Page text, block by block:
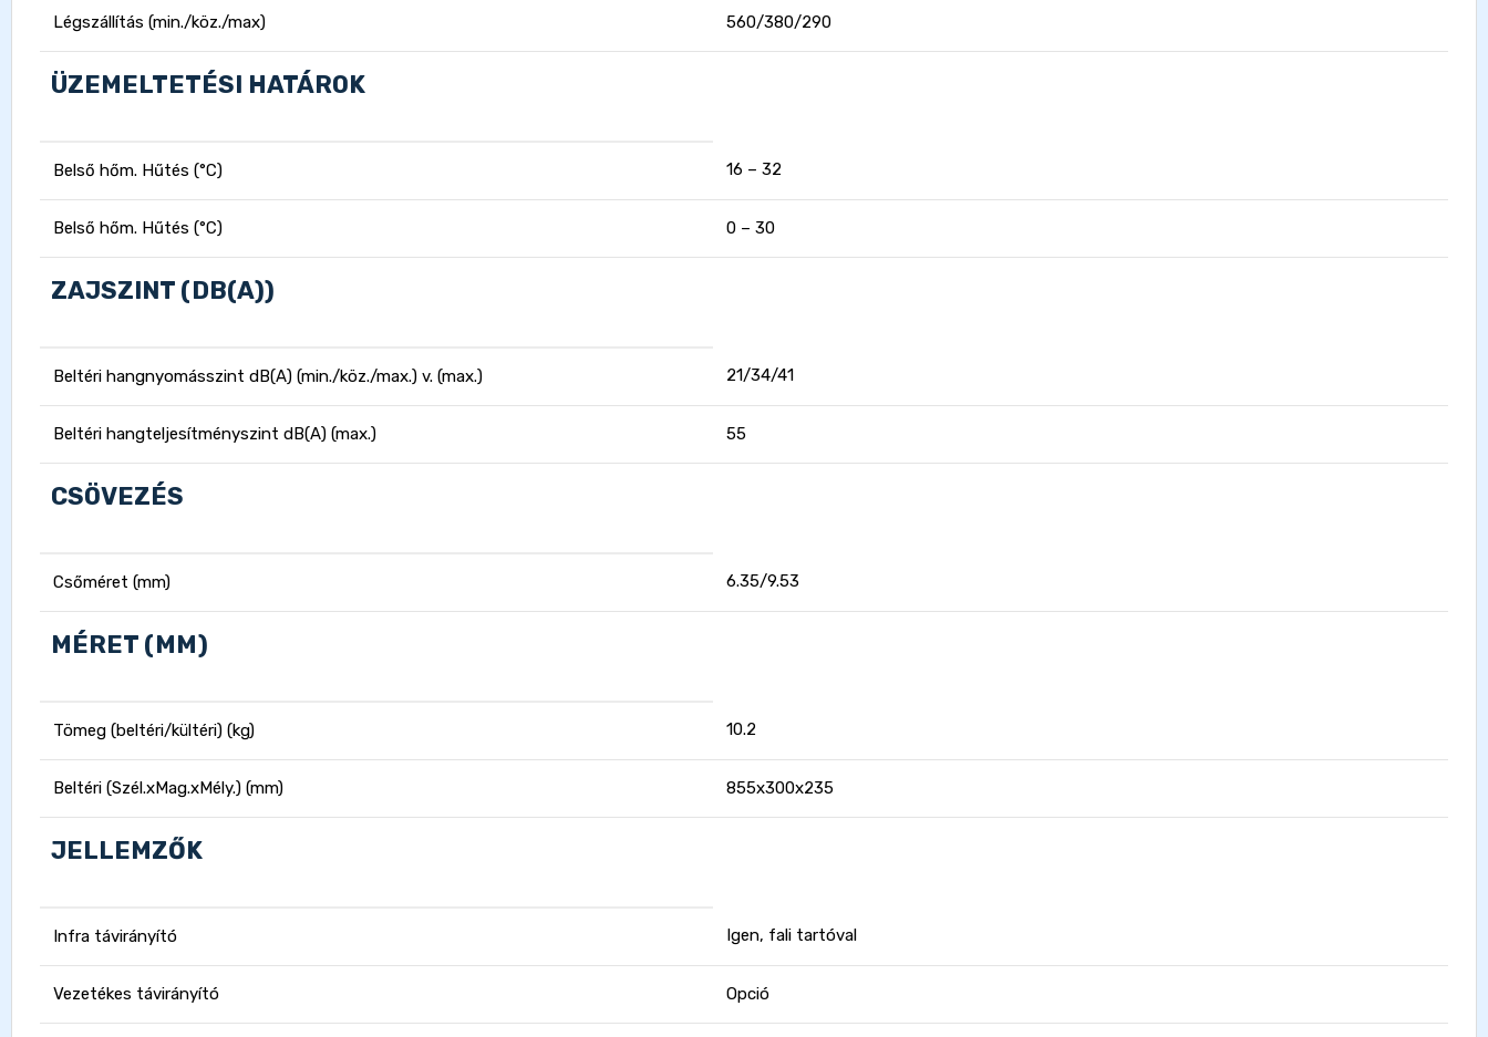
Légszállítás (min./köz./max) 560/380/290
ÜZEMELTETÉSI HATÁROK
Belső hőm. Hűtés (°C) 16 – 32
Belső hőm. Hűtés (°C) 0 – 30
ZAJSZINT (DB(A))
Beltéri hangnyomásszint dB(A) (min./köz./max.) v. (max.) 21/34/41
Beltéri hangteljesítményszint dB(A) (max.) 55
CSÖVEZÉS
Csőméret (mm) 6.35/9.53
MÉRET (MM)
Tömeg (beltéri/kültéri) (kg) 10.2
Beltéri (Szél.xMag.xMély.) (mm) 855x300x235
JELLEMZŐK
Infra távirányító Igen, fali tartóval
Vezetékes távirányító Opció